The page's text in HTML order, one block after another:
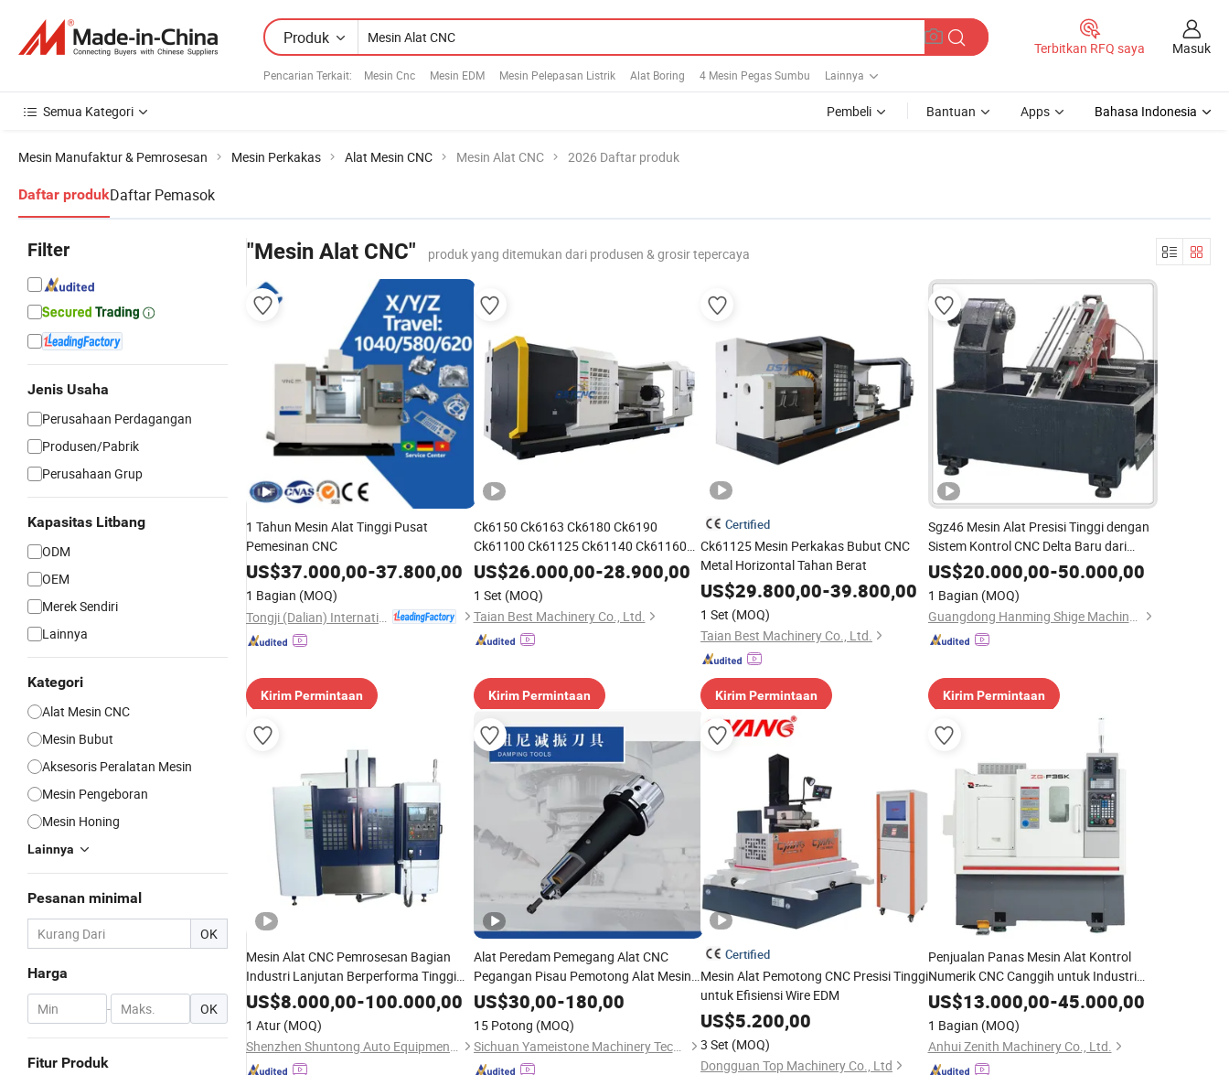
Produk
Pencarian Terkait: Mesin Cnc Mesin EDM Mesin Pelepasan Listrik Alat Boring 4 Mesin Pegas Sumbu Lainnya
Terbitkan RFQ saya Masuk
Semua Kategori Pembeli Bantuan Apps Bahasa Indonesia
Mesin Manufaktur & Pemrosesan Mesin Perkakas Alat Mesin CNC Mesin Alat CNC 2026 Daftar produk
Daftar produkDaftar Pemasok
Filter
Jenis Usaha
Perusahaan Perdagangan
Produsen/Pabrik
Perusahaan Grup
Kapasitas Litbang
ODM
OEM
Merek Sendiri
Lainnya
Kategori
Alat Mesin CNC
Mesin Bubut
Aksesoris Peralatan Mesin
Mesin Pengeboran
Mesin Honing
Lainnya
Pesanan minimal
OK
Harga
- OK
Fitur Produk
"Mesin Alat CNC" produk yang ditemukan dari produsen & grosir tepercaya
1 Tahun Mesin Alat Tinggi Pusat
Pemesinan CNC
US$37.000,00-37.800,00
1 Bagian (MOQ)
Kirim Permintaan
Ck6150 Ck6163 Ck6180 Ck6190
Ck61100 Ck61125 Ck61140 Ck61160
Mesin CNC Horizontal
US$26.000,00-28.900,00
1 Set (MOQ)
Taian Best Machinery Co., Ltd.
Kirim Permintaan
Certified
Ck61125 Mesin Perkakas Bubut CNC
Metal Horizontal Tahan Berat
US$29.800,00-39.800,00
1 Set (MOQ)
Taian Best Machinery Co., Ltd.
Kirim Permintaan
Sgz46 Mesin Alat Presisi Tinggi dengan
Sistem Kontrol CNC Delta Baru dari
Taiwan
US$20.000,00-50.000,00
1 Bagian (MOQ)
Guangdong Hanming Shige Machine Tool Co., Ltd
Kirim Permintaan
Mesin Alat CNC Pemrosesan Bagian
Industri Lanjutan Berperforma Tinggi
Profesional
US$8.000,00-100.000,00
1 Atur (MOQ)
Shenzhen Shuntong Auto Equipmen Co., Ltd.
Alat Peredam Pemegang Alat CNC
Pegangan Pisau Pemotong Alat Mesin
CNC Presisi Tinggi
US$30,00-180,00
15 Potong (MOQ)
Sichuan Yameistone Machinery Technology Co., Ltd
Certified
Mesin Alat Pemotong CNC Presisi Tinggi
untuk Efisiensi Wire EDM
US$5.200,00
3 Set (MOQ)
Dongguan Top Machinery Co., Ltd
Penjualan Panas Mesin Alat Kontrol
Numerik CNC Canggih untuk Industri
Manufaktur Mesin
US$13.000,00-45.000,00
1 Bagian (MOQ)
Anhui Zenith Machinery Co., Ltd.